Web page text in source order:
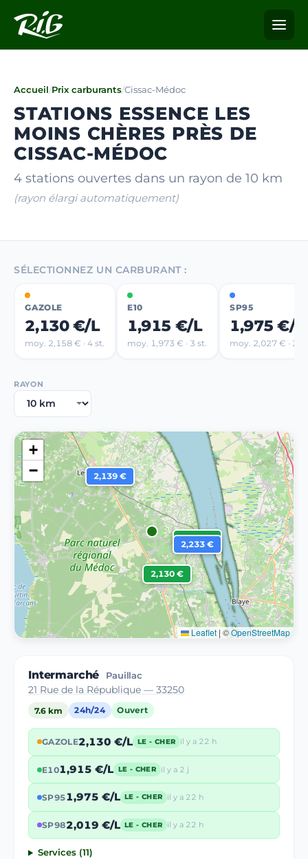
Accueil/Prix carburants/Cissac-Médoc
STATIONS ESSENCE LES
MOINS CHÈRES PRÈS DE
CISSAC-MÉDOC
4 stations ouvertes dans un rayon de 10 km
(rayon élargi automatiquement)
SÉLECTIONNEZ UN CARBURANT :
GAZOLE
2,130 €/L
moy. 2,158 € · 4 st.
E10
1,915 €/L
moy. 1,973 € · 3 st.
SP95
1,975 €/L
moy. 2,027 € · 2
RAYON
2,130 €
2,233 €
2,130 €
2,139 €
+
−
Leaflet | ©OpenStreetMap
Intermarché Pauillac
21 Rue de la République — 33250
7.6 km 24h/24 Ouvert
GAZOLE2,130 €/L LE - CHER il y a 22 h
E101,915 €/L LE - CHER il y a 2 j
SP951,975 €/L LE - CHER il y a 22 h
SP982,019 €/L LE - CHER il y a 22 h
Services (11)